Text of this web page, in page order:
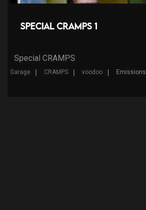
Special CRAMPS 1
Special CRAMPS
Garage CRAMPS voodoo Emissions